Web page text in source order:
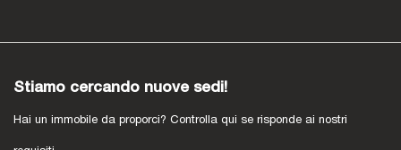
Stiamo cercando nuove sedi!
Hai un immobile da proporci? Controlla qui se risponde ai nostri